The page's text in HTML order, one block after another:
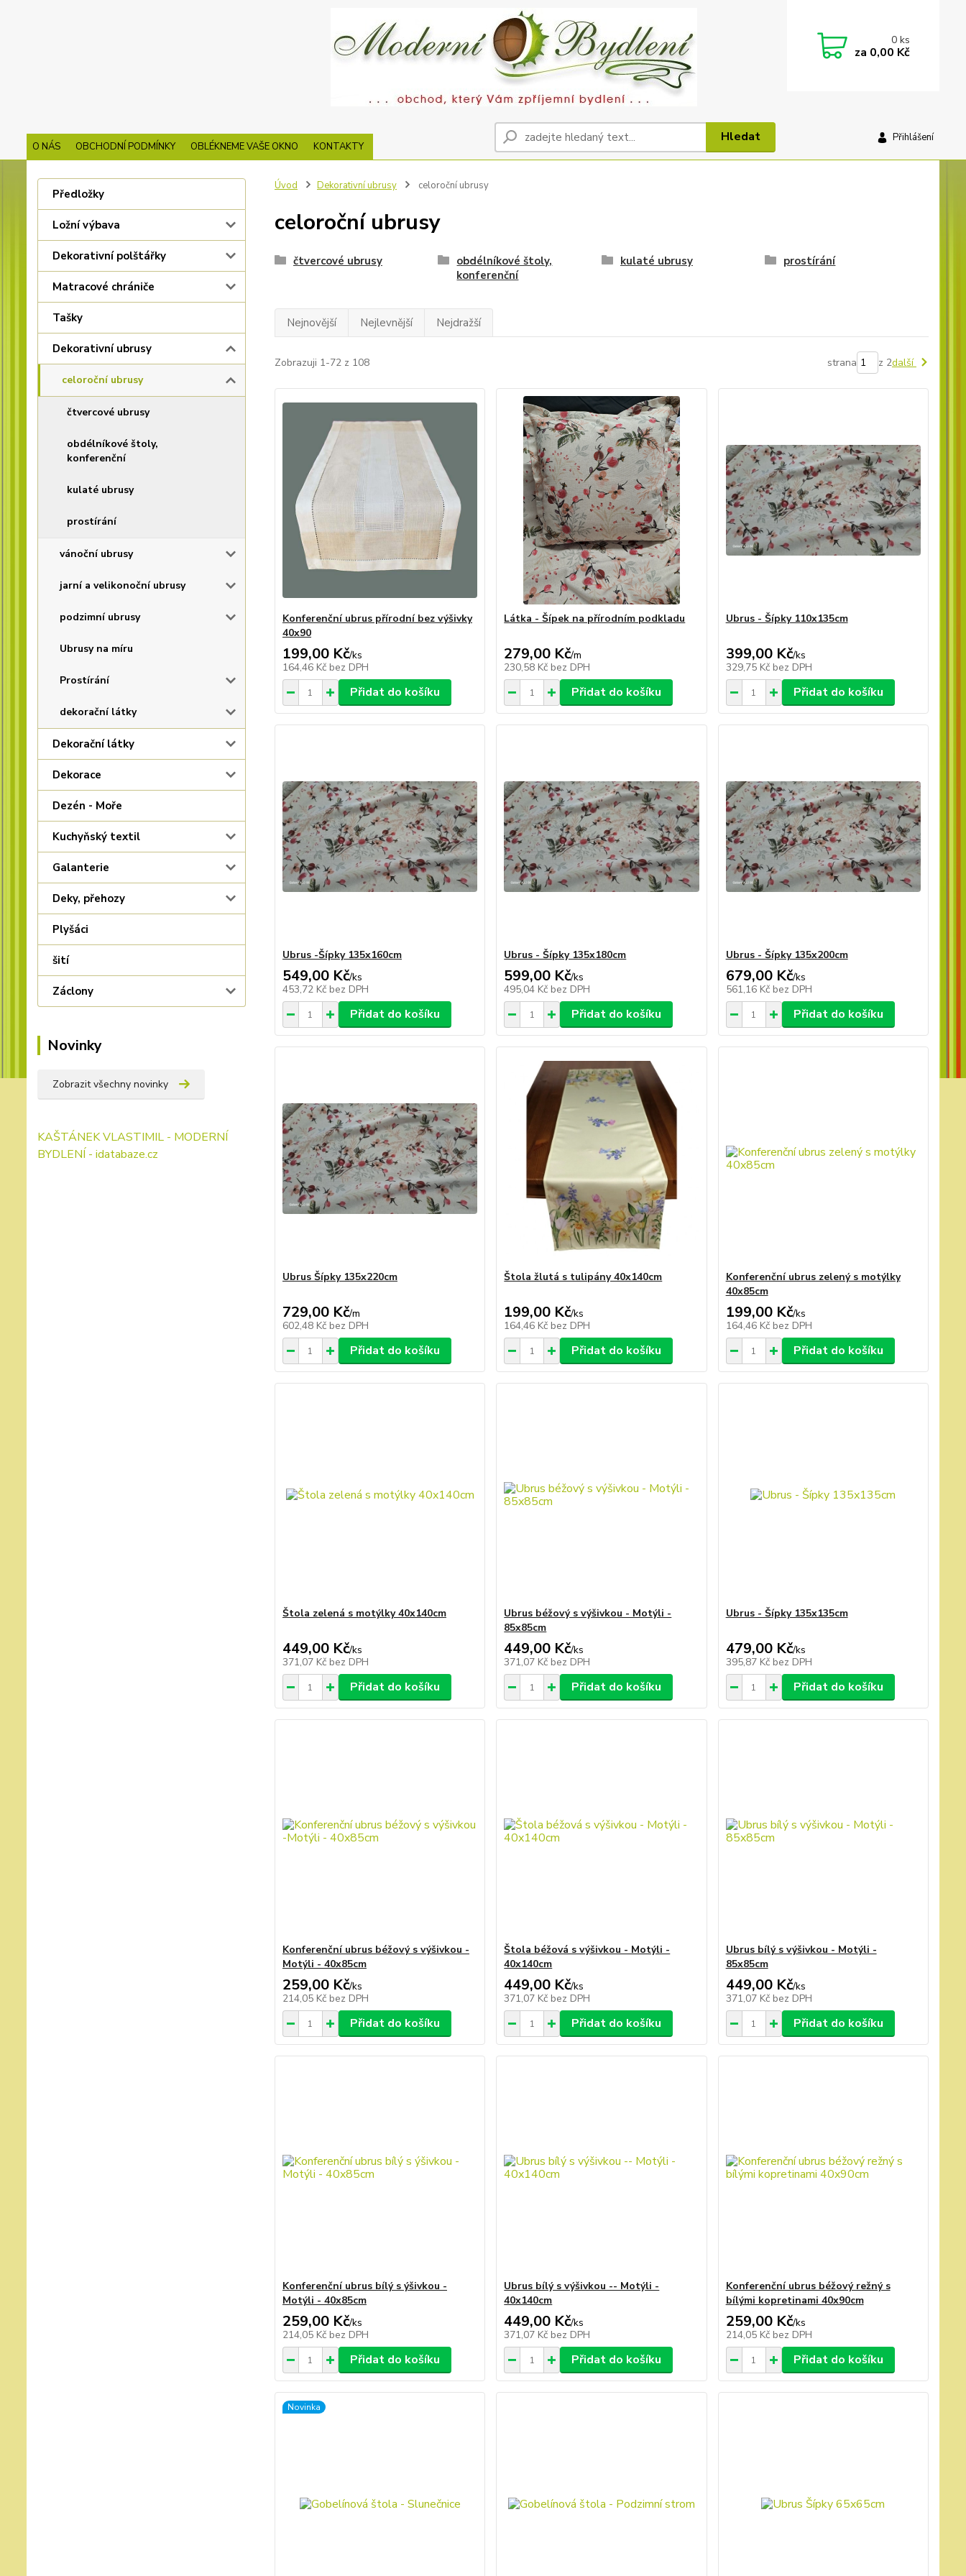
O NÁS OBCHODNÍ PODMÍNKY OBLÉKNEME VAŠE OKNO KONTAKTY
Přihlášení
Hledat
0 ks
za 0,00 Kč
Předložky
Ložní výbava
Dekorativní polštářky
Matracové chrániče
Tašky
Dekorativní ubrusy
celoroční ubrusy
čtvercové ubrusy
obdélníkové štoly,
konferenční
kulaté ubrusy
prostírání
vánoční ubrusy
jarní a velikonoční ubrusy
podzimní ubrusy
Ubrusy na míru
Prostírání
dekorační látky
Dekorační látky
Dekorace
Dezén - Moře
Kuchyňský textil
Galanterie
Deky, přehozy
Plyšáci
šití
Záclony
Novinky
Zobrazit všechny novinky
KAŠTÁNEK VLASTIMIL - MODERNÍ
BYDLENÍ - idatabaze.cz
Úvod Dekorativní ubrusy celoroční ubrusy
celoroční ubrusy
čtvercové ubrusy
obdélníkové štoly,
konferenční
kulaté ubrusy prostírání
Nejnovější Nejlevnější Nejdražší
Zobrazuji 1-72 z 108 strana z 2další
Konferenční ubrus přírodní bez výšivky
40x90
199,00 Kč/ks
164,46 Kč bez DPH
Přidat do košíku
Látka - Šípek na přírodním podkladu
279,00 Kč/m
230,58 Kč bez DPH
Přidat do košíku
Ubrus - Šípky 110x135cm
399,00 Kč/ks
329,75 Kč bez DPH
Přidat do košíku
Ubrus -Šípky 135x160cm
549,00 Kč/ks
453,72 Kč bez DPH
Přidat do košíku
Ubrus - Šípky 135x180cm
599,00 Kč/ks
495,04 Kč bez DPH
Přidat do košíku
Ubrus - Šípky 135x200cm
679,00 Kč/ks
561,16 Kč bez DPH
Přidat do košíku
Ubrus Šípky 135x220cm
729,00 Kč/m
602,48 Kč bez DPH
Přidat do košíku
Štola žlutá s tulipány 40x140cm
199,00 Kč/ks
164,46 Kč bez DPH
Přidat do košíku
Konferenční ubrus zelený s motýlky
40x85cm
199,00 Kč/ks
164,46 Kč bez DPH
Přidat do košíku
Štola zelená s motýlky 40x140cm
449,00 Kč/ks
371,07 Kč bez DPH
Přidat do košíku
Ubrus béžový s výšivkou - Motýli -
85x85cm
449,00 Kč/ks
371,07 Kč bez DPH
Přidat do košíku
Ubrus - Šípky 135x135cm
479,00 Kč/ks
395,87 Kč bez DPH
Přidat do košíku
Konferenční ubrus béžový s výšivkou -
Motýli - 40x85cm
259,00 Kč/ks
214,05 Kč bez DPH
Přidat do košíku
Štola béžová s výšivkou - Motýli -
40x140cm
449,00 Kč/ks
371,07 Kč bez DPH
Přidat do košíku
Ubrus bílý s výšivkou - Motýli -
85x85cm
449,00 Kč/ks
371,07 Kč bez DPH
Přidat do košíku
Konferenční ubrus bílý s ýšivkou -
Motýli - 40x85cm
259,00 Kč/ks
214,05 Kč bez DPH
Přidat do košíku
Ubrus bílý s výšivkou -- Motýli -
40x140cm
449,00 Kč/ks
371,07 Kč bez DPH
Přidat do košíku
Konferenční ubrus béžový režný s
bílými kopretinami 40x90cm
259,00 Kč/ks
214,05 Kč bez DPH
Přidat do košíku
Novinka